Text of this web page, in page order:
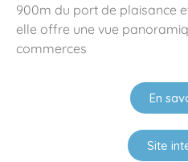
900m du port de plaisance
elle offre une vue
commerces
En
Site